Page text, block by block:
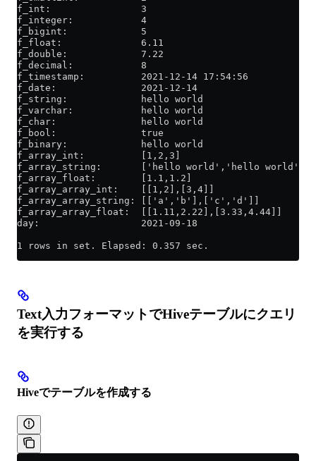
f_int:                3
f_integer:            4
f_bigint:             5
f_float:              6.11
f_double:             7.22
f_decimal:            8
f_timestamp:          2021-12-14 17:54:56
f_date:               2021-12-14
f_string:             hello world
f_varchar:            hello world
f_char:               hello world
f_bool:               true
f_binary:             hello world
f_array_int:          [1,2,3]
f_array_string:       ['hello world','hello world']
f_array_float:        [1.1,1.2]
f_array_array_int:    [[1,2],[3,4]]
f_array_array_string: [['a','b'],['c','d']]
f_array_array_float:  [[1.11,2.22],[3.33,4.44]]
day:                  2021-09-18
1 rows in set. Elapsed: 0.357 sec.
Text入力フォーマットでHiveテーブルにクエリ
を実行する
Hiveでテーブルを作成する